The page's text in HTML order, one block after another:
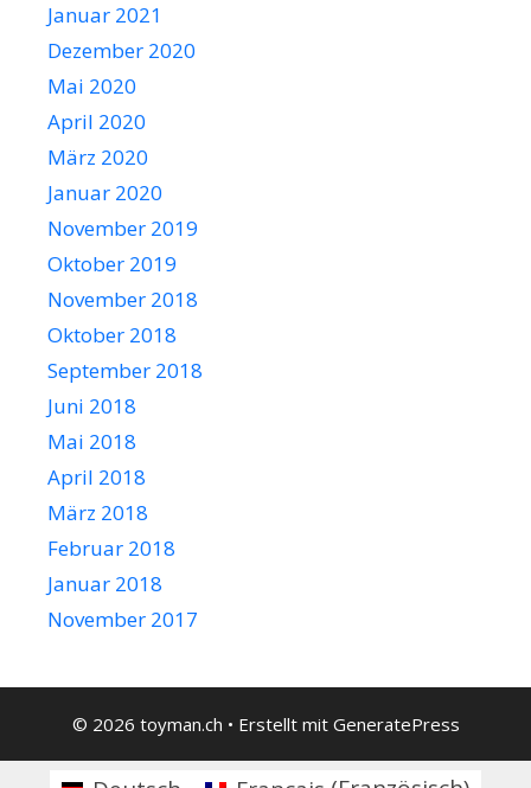
Januar 2021
Dezember 2020
Mai 2020
April 2020
März 2020
Januar 2020
November 2019
Oktober 2019
November 2018
Oktober 2018
September 2018
Juni 2018
Mai 2018
April 2018
März 2018
Februar 2018
Januar 2018
November 2017
© 2026 toyman.ch • Erstellt mit GeneratePress